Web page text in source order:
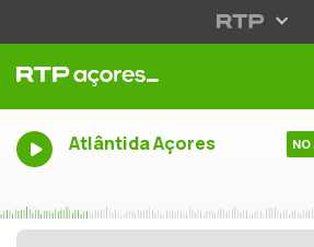
Atlântida Açores NO